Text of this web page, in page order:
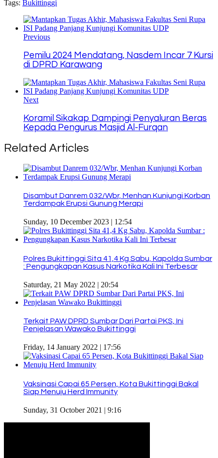
Copy
Tags: Bukittinggi
Previous
Pemilu 2024 Mendatang, Nasdem Incar 7 Kursi
di DPRD Karawang
Next
Koramil Sikakap Dampingi Penyaluran Beras
Kepada Pengurus Masjid Al-Furqan
Related Articles
Disambut Danrem 032/Wbr, Menhan Kunjungi Korban
Terdampak Erupsi Gunung Merapi
Sunday, 10 December 2023 | 12:54
Polres Bukittinggi Sita 41,4 Kg Sabu, Kapolda Sumbar
: Pengungkapan Kasus Narkotika Kali Ini Terbesar
Saturday, 21 May 2022 | 20:54
Terkait PAW DPRD Sumbar Dari Partai PKS, Ini
Penjelasan Wawako Bukittinggi
Friday, 14 January 2022 | 17:56
Vaksinasi Capai 65 Persen, Kota Bukittinggi Bakal
Siap Menuju Herd Immunity
Sunday, 31 October 2021 | 9:16